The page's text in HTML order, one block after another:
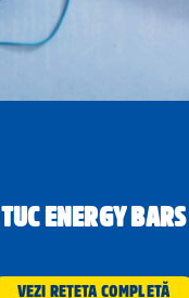
TUC ENERGY BARS
VEZI REȚETA COMPLETĂ